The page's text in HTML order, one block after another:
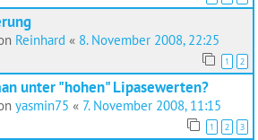
Reinhard « 8. November 2008, 22:25
1 2
unter "hohen" Lipasewerten?
yasmin75 « 7. November 2008, 11:15
1 2 3